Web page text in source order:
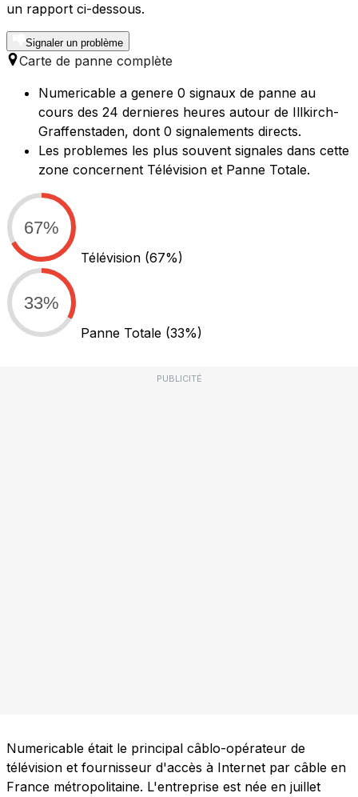
un rapport ci-dessous.
Signaler un problème
Carte de panne complète
Numericable a genere 0 signaux de panne au
cours des 24 dernieres heures autour de Illkirch-
Graffenstaden, dont 0 signalements directs.
Les problemes les plus souvent signales dans cette
zone concernent Télévision et Panne Totale.
67%
Télévision (67%)
33%
Panne Totale (33%)
PUBLICITÉ
Numericable était le principal câblo-opérateur de
télévision et fournisseur d'accès à Internet par câble en
France métropolitaine. L'entreprise est née en juillet